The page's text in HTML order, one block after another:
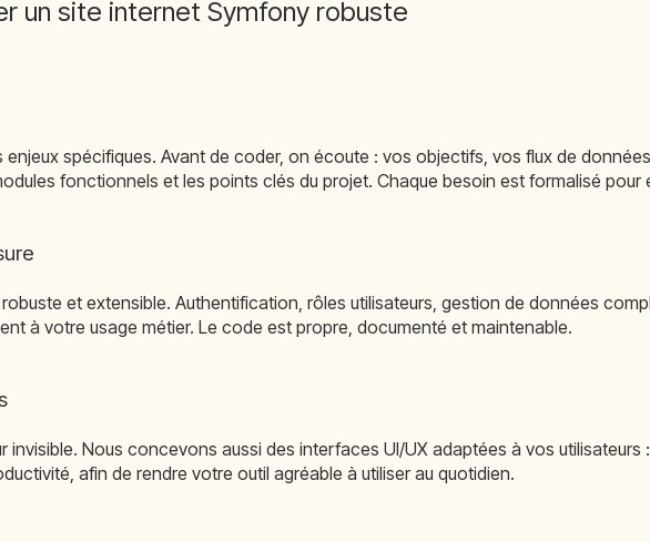
un site internet Symfony robuste
spécifiques. Avant de coder, on écoute : vos objectifs, vos flux de
fonctionnels et les points clés du projet. Chaque besoin est formalisé pour
et extensible. Authentification, rôles utilisateurs, gestion de données
à votre usage métier. Le code est propre, documenté et maintenable.
invisible. Nous concevons aussi des interfaces UI/UX adaptées à vos
afin de rendre votre outil agréable à utiliser au quotidien.